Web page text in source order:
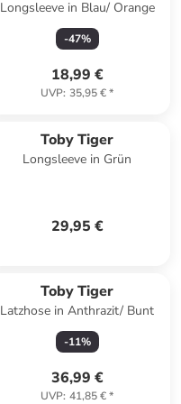
Longsleeve in Blau/ Orange
-47%
18,99 €
UVP: 35,95 €*
Toby Tiger
Longsleeve in Grün
29,95 €
Toby Tiger
Latzhose in Anthrazit/ Bunt
-11%
36,99 €
UVP: 41,85 €*